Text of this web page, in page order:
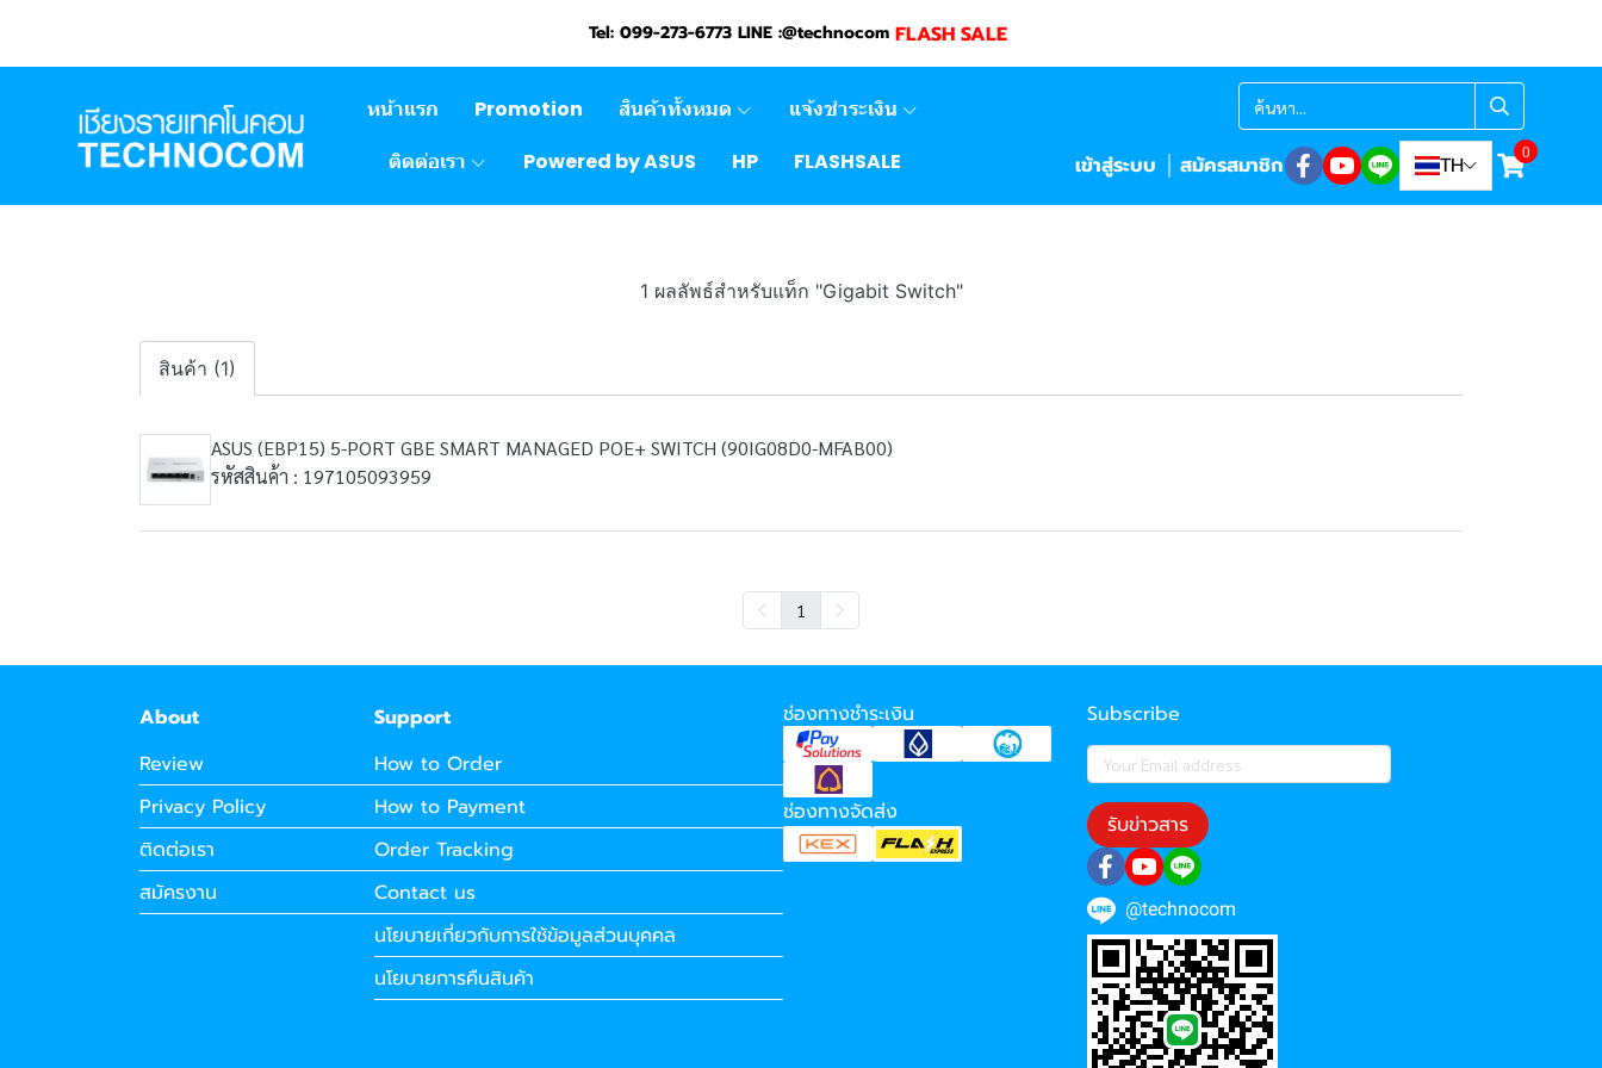
Tel: 099-273-6773 LINE :@technocom FLASH SALE
หน้าแรก Promotion สินค้าทั้งหมด
แจ้งชำระเงิน
ติดต่อเรา
Powered by ASUS HP FLASHSALE เข้าสู่ระบบ สมัครสมาชิก TH 0
1 ผลลัพธ์สำหรับแท็ก "Gigabit Switch"
สินค้า (1)
ASUS (EBP15) 5-PORT GBE SMART MANAGED POE+ SWITCH (90IG08D0-MFAB00)
รหัสสินค้า : 197105093959
1
About
Review
Privacy Policy
ติดต่อเรา
สมัครงาน
Support
How to Order
How to Payment
Order Tracking
Contact us
นโยบายเกี่ยวกับการใช้ข้อมูลส่วนบุคคล
นโยบายการคืนสินค้า
ช่องทางชำระเงิน
ช่องทางจัดส่ง
Subscribe
รับข่าวสาร
@technocom